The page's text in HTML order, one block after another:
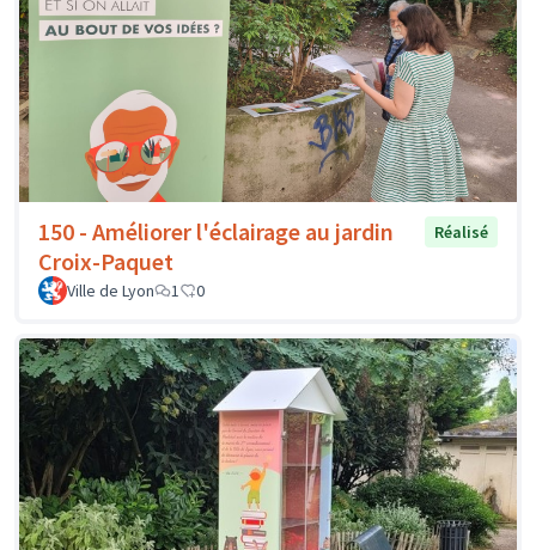
150 - Améliorer l'éclairage au jardin
Croix-Paquet
Réalisé
Ville de Lyon 1 0